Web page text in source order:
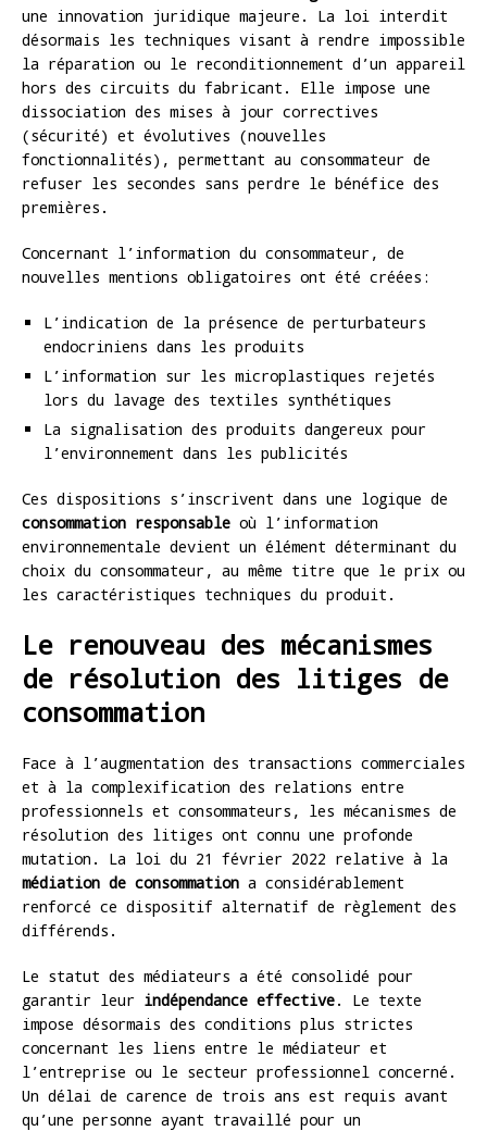
une innovation juridique majeure. La loi interdit
désormais les techniques visant à rendre impossible
la réparation ou le reconditionnement d’un appareil
hors des circuits du fabricant. Elle impose une
dissociation des mises à jour correctives
(sécurité) et évolutives (nouvelles
fonctionnalités), permettant au consommateur de
refuser les secondes sans perdre le bénéfice des
premières.
Concernant l’information du consommateur, de
nouvelles mentions obligatoires ont été créées:
L’indication de la présence de perturbateurs
endocriniens dans les produits
L’information sur les microplastiques rejetés
lors du lavage des textiles synthétiques
La signalisation des produits dangereux pour
l’environnement dans les publicités
Ces dispositions s’inscrivent dans une logique de
consommation responsable où l’information
environnementale devient un élément déterminant du
choix du consommateur, au même titre que le prix ou
les caractéristiques techniques du produit.
Le renouveau des mécanismes
de résolution des litiges de
consommation
Face à l’augmentation des transactions commerciales
et à la complexification des relations entre
professionnels et consommateurs, les mécanismes de
résolution des litiges ont connu une profonde
mutation. La loi du 21 février 2022 relative à la
médiation de consommation a considérablement
renforcé ce dispositif alternatif de règlement des
différends.
Le statut des médiateurs a été consolidé pour
garantir leur indépendance effective. Le texte
impose désormais des conditions plus strictes
concernant les liens entre le médiateur et
l’entreprise ou le secteur professionnel concerné.
Un délai de carence de trois ans est requis avant
qu’une personne ayant travaillé pour un